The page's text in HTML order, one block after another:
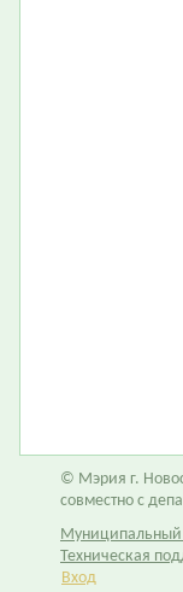
© Мэрия г.
совместно с
Муниципальный
Техническая
Вход